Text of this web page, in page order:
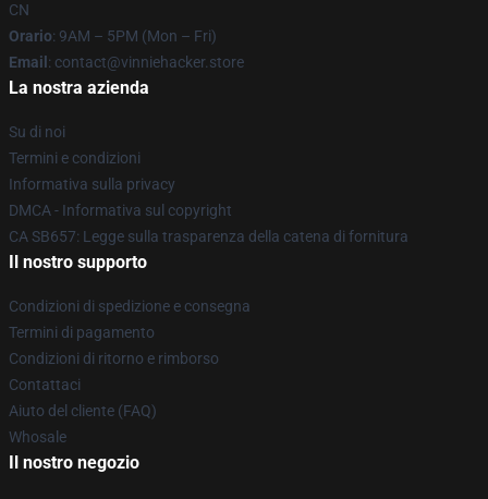
CN
Orario: 9AM – 5PM (Mon – Fri)
Email : contact@vinniehacker.store
La nostra azienda
Su di noi
Termini e condizioni
Informativa sulla privacy
DMCA - Informativa sul copyright
CA SB657: Legge sulla trasparenza della catena di fornitura
Il nostro supporto
Condizioni di spedizione e consegna
Termini di pagamento
Condizioni di ritorno e rimborso
Contattaci
Aiuto del cliente (FAQ)
Whosale
Il nostro negozio